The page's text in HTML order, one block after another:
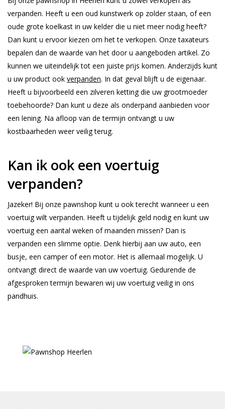
verpanden. Heeft u een oud kunstwerk op zolder staan, of een
oude grote koelkast in uw kelder die u niet meer nodig heeft?
Dan kunt u ervoor kiezen om het te verkopen. Onze taxateurs
bepalen dan de waarde van het door u aangeboden artikel. Zo
kunnen we uiteindelijk tot een juiste prijs komen. Anderzijds kunt
u uw product ook verpanden. In dat geval blijft u de eigenaar.
Heeft u bijvoorbeeld een zilveren ketting die uw grootmoeder
toebehoorde? Dan kunt u deze als onderpand aanbieden voor
een lening. Na afloop van de termijn ontvangt u uw
kostbaarheden weer veilig terug.
Kan ik ook een voertuig
verpanden?
Jazeker! Bij onze pawnshop kunt u ook terecht wanneer u een
voertuig wilt verpanden. Heeft u tijdelijk geld nodig en kunt uw
voertuig een aantal weken of maanden missen? Dan is
verpanden een slimme optie. Denk hierbij aan uw auto, een
busje, een camper of een motor. Het is allemaal mogelijk. U
ontvangt direct de waarde van uw voertuig. Gedurende de
afgesproken termijn bewaren wij uw voertuig veilig in ons
pandhuis.